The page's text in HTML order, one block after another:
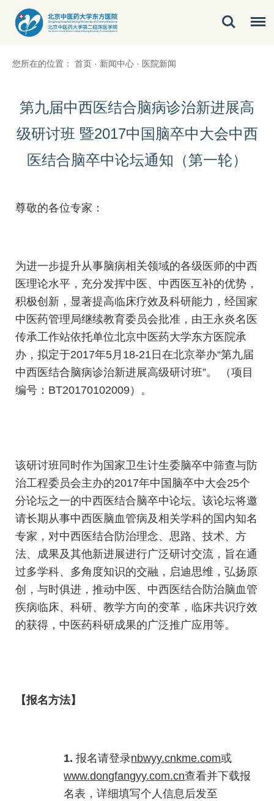
您所在的位置： 首页 · 新闻中心 · 医院新闻
第九届中西医结合脑病诊治新进展高
级研讨班 暨2017中国脑卒中大会中西
医结合脑卒中论坛通知（第一轮）
尊敬的各位专家：
为进一步提升从事脑病相关领域的各级医师的中西
医理论水平，充分发挥中医、中西医互补的优势，
积极创新，显著提高临床疗效及科研能力，经国家
中医药管理局继续教育委员会批准，由王永炎名医
传承工作站依托单位北京中医药大学东方医院承
办，拟定于2017年5月18-21日在北京举办“第九届
中西医结合脑病诊治新进展高级研讨班”。 （项目
编号：BT20170102009）。
该研讨班同时作为国家卫生计生委脑卒中筛查与防
治工程委员会主办的2017年中国脑卒中大会25个
分论坛之一的中西医结合脑卒中论坛。该论坛将邀
请长期从事中西医脑血管病及相关学科的国内知名
专家，对中西医结合防治理念、思路、技术、方
法、成果及其他新进展进行广泛研讨交流，旨在通
过多学科、多角度知识的交融，启迪思维，弘扬原
创，与时俱进，推动中医、中西医结合防治脑血管
疾病临床、科研、教学方向的变革，临床共识疗效
的获得，中医药科研成果的广泛推广应用等。
【报名方法】
1.报名请登录nbwyy.cnkme.com或
www.dongfangyy.com.cn查看并下载报
名表，详细填写个人信息后发至